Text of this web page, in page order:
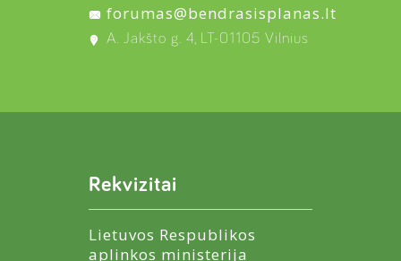
forumas@bendrasisplanas.lt
A. Jakšto g. 4, LT-01105 Vilnius
Rekvizitai
Lietuvos Respublikos
aplinkos ministerija